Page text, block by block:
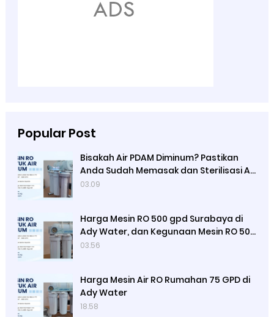
Popular Post
Bisakah Air PDAM Diminum? Pastikan
Anda Sudah Memasak dan Sterilisasi Air
Terlebih Dulu, Fungsi Mesin Reserve
03.09
Harga Mesin RO 500 gpd Surabaya di
Ady Water, dan Kegunaan Mesin RO 500
Merek Luso
03.56
Harga Mesin Air RO Rumahan 75 GPD di
Ady Water
18.58